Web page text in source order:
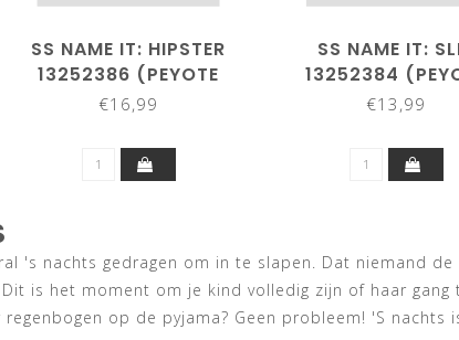
SS NAME IT: HIPSTER
13252386 (PEYOTE
MELANGE)
€16,99
SS NAME IT:
13252384
MELANGE)
€13,99
's nachts gedragen om in te slapen. Dat niemand
is het moment om je kind volledig zijn of haar
op de pyjama? Geen probleem! 'S nachts